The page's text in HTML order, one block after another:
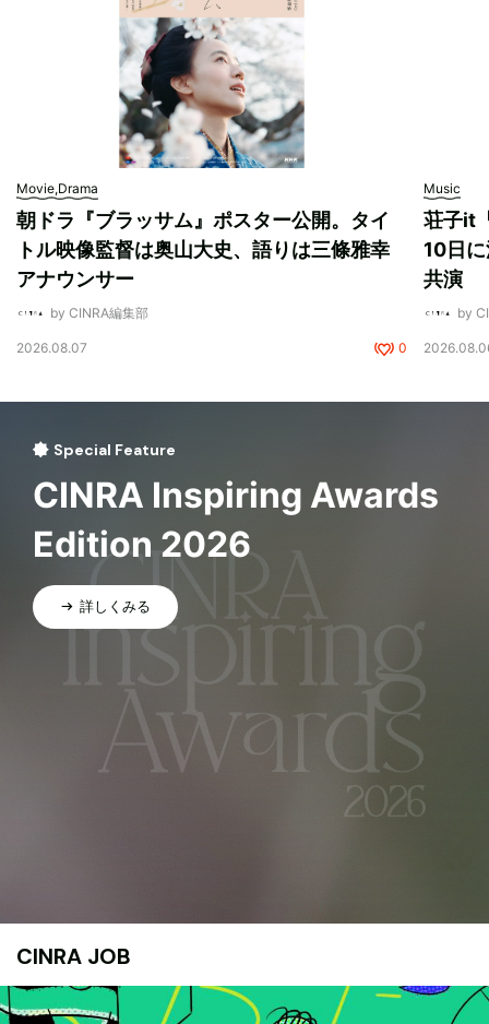
Movie,Drama
朝ドラ『ブラッサム』ポスター公開。タイ
トル映像監督は奥山大史、語りは三條雅幸
アナウンサー
by CINRA編集部
2026.08.07 0
Music
荘子it
10日
共演
by
Special Feature
CINRA Inspiring Awards
Edition 2026
詳しくみる
CINRA JOB